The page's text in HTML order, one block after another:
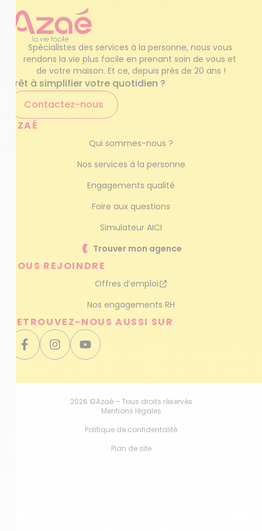
Spécialistes des services à la personne, nous vous
rendons la vie plus facile en prenant soin de vous et
de votre maison. Et ce, depuis près de 20 ans !
Prêt à simplifier votre quotidien ?
Contactez-nous
AZAÉ
Qui sommes-nous ?
Nos services à la personne
Engagements qualité
Foire aux questions
Simulateur AICI
Trouver mon agence
NOUS REJOINDRE
Offres d’emploi
Nos engagements RH
RETROUVEZ-NOUS AUSSI SUR
2026 ©Azaé – Tous droits réservés
Mentions légales
Politique de confidentalité
Plan de site